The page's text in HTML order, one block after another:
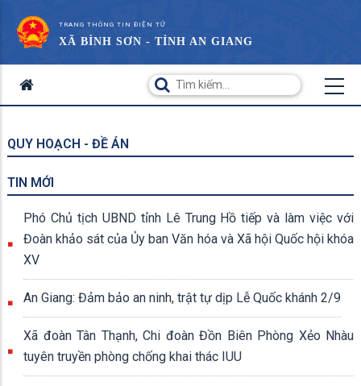
TRANG THÔNG TIN ĐIỆN TỬ
XÃ BÌNH SƠN - TỈNH AN GIANG
QUY HOẠCH - ĐỀ ÁN
TIN MỚI
Phó Chủ tịch UBND tỉnh Lê Trung Hồ tiếp và làm việc với
Đoàn khảo sát của Ủy ban Văn hóa và Xã hội Quốc hội khóa
XV
An Giang: Đảm bảo an ninh, trật tự dịp Lễ Quốc khánh 2/9
Xã đoàn Tân Thạnh, Chi đoàn Đồn Biên Phòng Xẻo Nhàu
tuyên truyền phòng chống khai thác IUU